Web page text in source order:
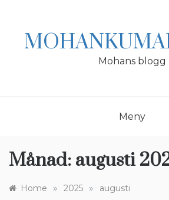
Mohans blogg
Meny
Månad: augusti
Home » 2025 » augusti